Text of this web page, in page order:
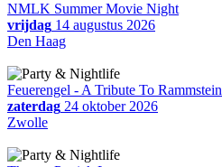
NMLK Summer Movie Night
vrijdag 14 augustus 2026
Den Haag
Feuerengel - A Tribute To Rammstein
zaterdag 24 oktober 2026
Zwolle